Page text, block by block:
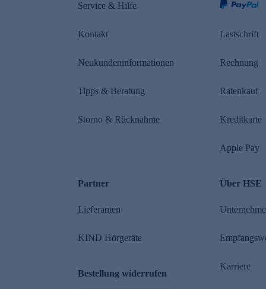
Service & Hilfe
Kontakt
Neukundeninformationen
Tipps & Beratung
Storno & Rücknahme
Lastschrift
Rechnung
Ratenkauf
Kreditkarte
Apple Pay
Partner
Lieferanten
KIND Hörgeräte
Bestellung widerrufen
Über HSE
Karriere